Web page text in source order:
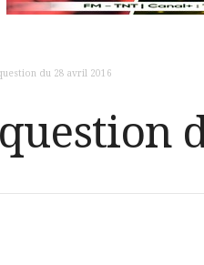
du 28 avril 2016